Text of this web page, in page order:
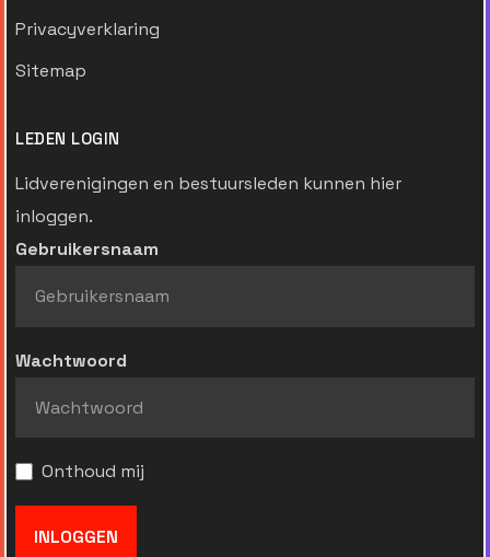
Privacyverklaring
Sitemap
LEDEN LOGIN
Lidverenigingen en bestuursleden kunnen hier
inloggen.
Gebruikersnaam
Wachtwoord
Onthoud mij
INLOGGEN